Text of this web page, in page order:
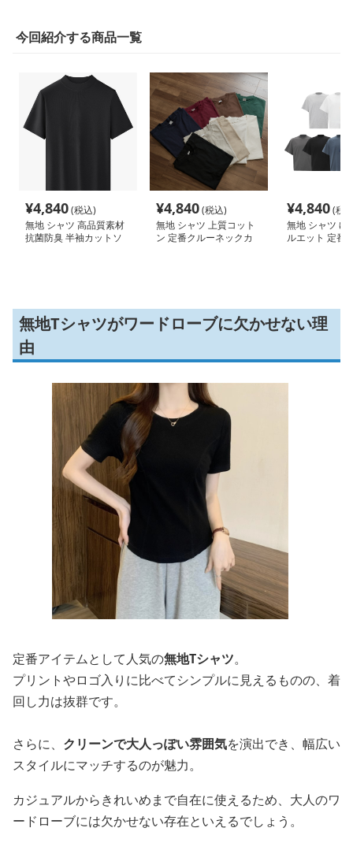
今回紹介する商品一覧
¥4,840(税込)
無地 シャツ 高品質素材
抗菌防臭 半袖カットソ
¥4,840(税込)
無地 シャツ 上質コット
ン 定番クルーネックカ
¥4,840(税
無地 シャツ ゆ
ルエット 定番
無地Tシャツがワードローブに欠かせない理
由
定番アイテムとして人気の無地Tシャツ。
プリントやロゴ入りに比べてシンプルに見えるものの、着
回し力は抜群です。
さらに、 クリーンで大人っぽい雰囲気を演出でき、幅広い
スタイルにマッチするのが魅力。
カジュアルからきれいめまで自在に使えるため、大人のワ
ードローブには欠かせない存在といえるでしょう。